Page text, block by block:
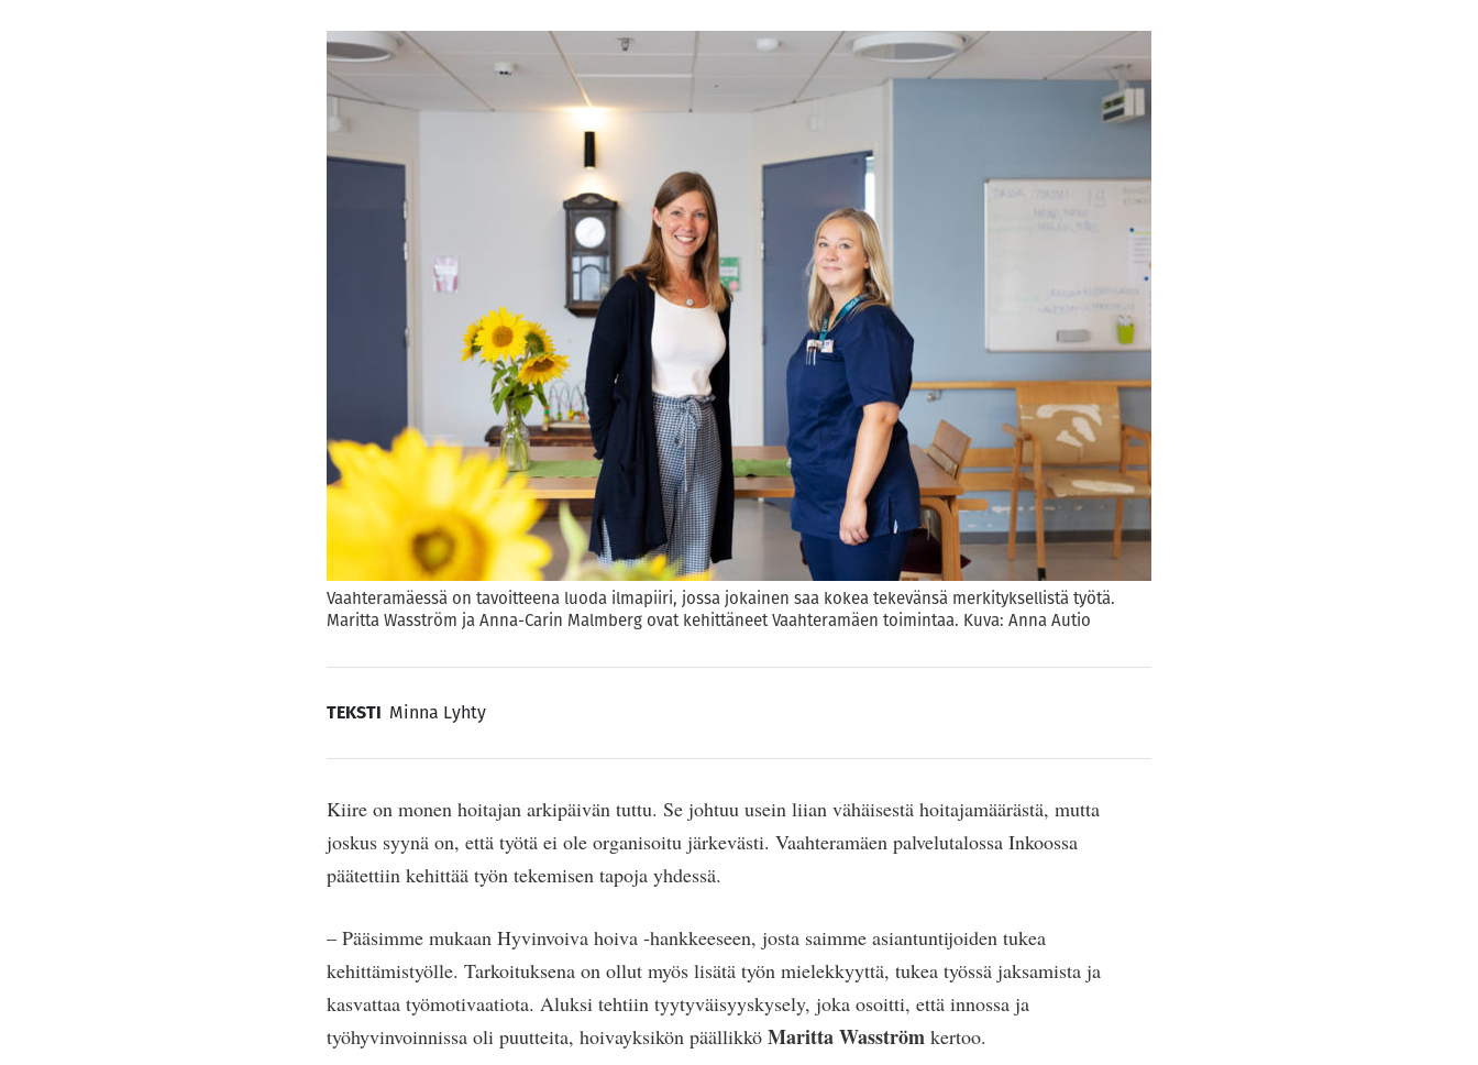
Vaahteramäessä on tavoitteena luoda ilmapiiri, jossa jokainen saa kokea tekevänsä merkityksellistä työtä.
Maritta Wasström ja Anna-Carin Malmberg ovat kehittäneet Vaahteramäen toimintaa. Kuva: Anna Autio
TEKSTI Minna Lyhty
Kiire on monen hoitajan arkipäivän tuttu. Se johtuu usein liian vähäisestä hoitajamäärästä, mutta
joskus syynä on, että työtä ei ole organisoitu järkevästi. Vaahteramäen palvelutalossa Inkoossa
päätettiin kehittää työn tekemisen tapoja yhdessä.
– Pääsimme mukaan Hyvinvoiva hoiva -hankkeeseen, josta saimme asiantuntijoiden tukea
kehittämistyölle. Tarkoituksena on ollut myös lisätä työn mielekkyyttä, tukea työssä jaksamista ja
kasvattaa työmotivaatiota. Aluksi tehtiin tyytyväisyyskysely, joka osoitti, että innossa ja
työhyvinvoinnissa oli puutteita, hoivayksikön päällikkö Maritta Wasström kertoo.